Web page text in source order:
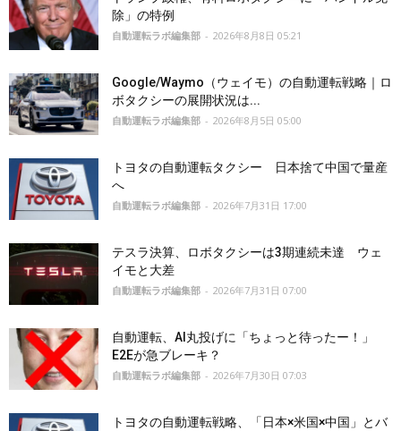
除」の特例
自動運転ラボ編集部 - 2026年8月8日 05:21
Google/Waymo（ウェイモ）の自動運転戦略｜ロ
ボタクシーの展開状況は...
自動運転ラボ編集部 - 2026年8月5日 05:00
トヨタの自動運転タクシー 日本捨て中国で量産
へ
自動運転ラボ編集部 - 2026年7月31日 17:00
テスラ決算、ロボタクシーは3期連続未達 ウェ
イモと大差
自動運転ラボ編集部 - 2026年7月31日 07:00
自動運転、AI丸投げに「ちょっと待ったー！」
E2Eが急ブレーキ？
自動運転ラボ編集部 - 2026年7月30日 07:03
トヨタの自動運転戦略、「日本×米国×中国」とバ